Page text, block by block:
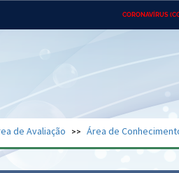
CORONAVÍRUS
Ministério do Desenvolvimento
Regional
Advocacia-Geral da União
de Avaliação Área de